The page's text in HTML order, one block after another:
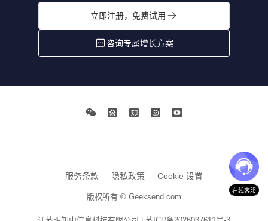
立即注册，免费试用
咨询专属增长方案
服务条款 隐私政策 Cookie 设置
版权所有 © Geeksend.com
在线客服